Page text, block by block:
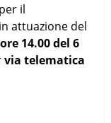
il
attuazione del
14.00 del 6
via telematica